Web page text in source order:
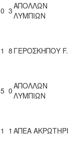
0 3ΑΠΟΛΛΩΝ
ΛΥΜΠΙΩΝ
1 8 ΓΕΡΟΣΚΗΠΟΥ
5 0ΑΠΟΛΛΩΝ
ΛΥΜΠΙΩΝ
1 1 ΑΠΕΑ